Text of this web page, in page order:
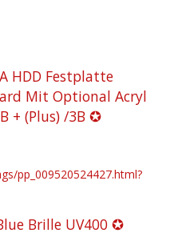
HDD Festplatte
Mit Optional Acryl
+ (Plus) /3B ✪
pp_009520524427.html?
Brille UV400 ✪